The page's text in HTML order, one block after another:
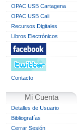
OPAC USB Cartagena
OPAC USB Cali
Recursos Digitales
Libros Electrónicos
Contacto
Mi Cuenta
Detalles de Usuario
Bibliografías
Cerrar Sesión